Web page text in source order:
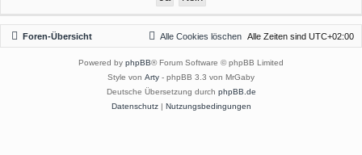
Foren-Übersicht Alle Zeiten sind UTC+02:00
Alle Cookies löschen
Powered by phpBB® Forum Software © phpBB Limited
Style von Arty - phpBB 3.3 von MrGaby
Deutsche Übersetzung durch phpBB.de
Datenschutz| Nutzungsbedingungen